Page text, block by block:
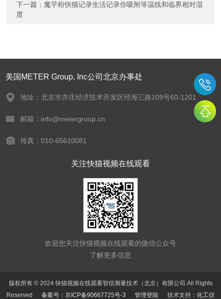
下一篇： 魔芋粉快猫记录生活记录你吸附等温线和临界相对湿
度
美国METER Group, Inc公司北京办事处
地址：北京市亦庄经济技术开发区经海三路109号60-1201
邮箱：info@metergroup.cn
传真：010-65610081
关注快猫视频在线观看
欢迎您关注快猫视频在线观看的微信公众号
了解更多信息
版权所有 © 2024 快猫视频在线观看智信测量技术（北京）有限公司 All Rights
Reserved 备案号：京ICP备90667725号-3 管理登陆 技术支持： 化工仪